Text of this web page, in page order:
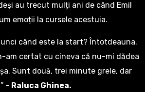
au trecut mulți ani de când Emil
emoții la cursele acestuia.
când este la start? Întotdeauna.
am certat cu cineva că nu-mi dădea
Sunt două, trei minute grele, dar
– Raluca Ghinea.